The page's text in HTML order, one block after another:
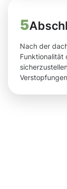
5
Nach der
Funktionalität